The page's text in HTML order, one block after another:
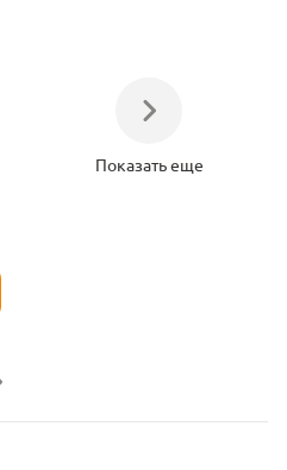
Показать еще